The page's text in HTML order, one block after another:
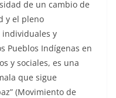
de un cambio de
y el pleno
individuales y
Pueblos Indígenas en
y sociales, es una
que sigue
(Movimiento de